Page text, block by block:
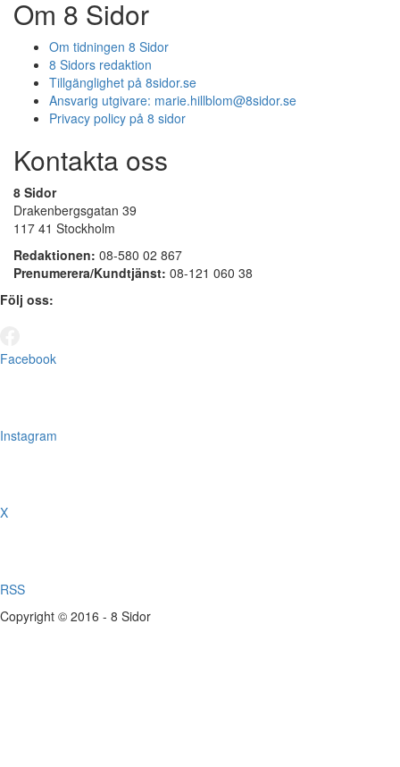
Om 8 Sidor
Om tidningen 8 Sidor
8 Sidors redaktion
Tillgänglighet på 8sidor.se
Ansvarig utgivare: marie.hillblom@8sidor.se
Privacy policy på 8 sidor
Kontakta oss
8 Sidor
Drakenbergsgatan 39
117 41 Stockholm
Redaktionen: 08-580 02 867
Prenumerera/Kundtjänst: 08-121 060 38
Följ oss:
Facebook
Instagram
X
RSS
Copyright © 2016 - 8 Sidor